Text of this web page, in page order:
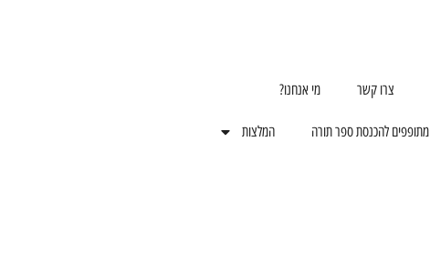
צרו קשר מי אנחנו?
מתופפים להכנסת ספר תורה המלצות